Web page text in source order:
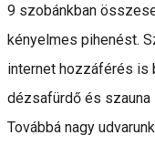
9 szobánkban
kényelmes pihenést.
internet hozzáférés is
dézsafürdő és
Továbbá nagy